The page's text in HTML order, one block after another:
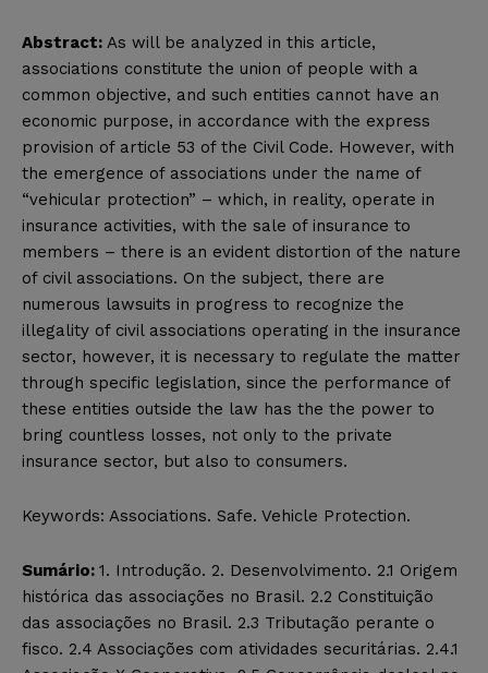
Abstract: As will be analyzed in this article,
associations constitute the union of people with a
common objective, and such entities cannot have an
economic purpose, in accordance with the express
provision of article 53 of the Civil Code. However, with
the emergence of associations under the name of
“vehicular protection” – which, in reality, operate in
insurance activities, with the sale of insurance to
members – there is an evident distortion of the nature
of civil associations. On the subject, there are
numerous lawsuits in progress to recognize the
illegality of civil associations operating in the insurance
sector, however, it is necessary to regulate the matter
through specific legislation, since the performance of
these entities outside the law has the the power to
bring countless losses, not only to the private
insurance sector, but also to consumers.
Keywords: Associations. Safe. Vehicle Protection.
Sumário: 1. Introdução. 2. Desenvolvimento. 2.1 Origem
histórica das associações no Brasil. 2.2 Constituição
das associações no Brasil. 2.3 Tributação perante o
fisco. 2.4 Associações com atividades securitárias. 2.4.1